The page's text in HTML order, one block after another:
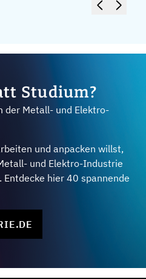
Studium?
der Metall- und Elektro-
und anpacken willst,
und Elektro-Industrie
hier 40 spannende